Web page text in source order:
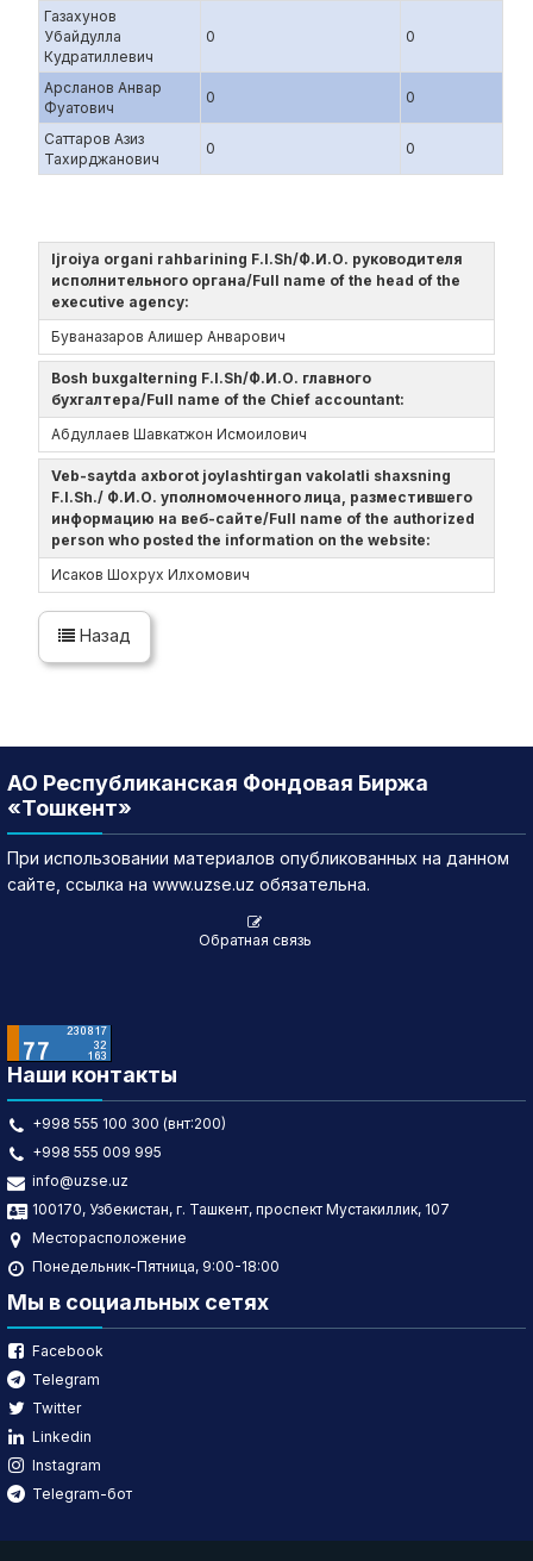
Газахунов
Убайдулла
Кудратиллевич
0 0
Арсланов Анвар
Фуатович
0 0
Саттаров Азиз
Тахирджанович
0 0
Ijroiya organi rahbarining F.I.Sh/Ф.И.О. руководителя
исполнительного органа/Full name of the head of the
executive agency:
Буваназаров Алишер Анварович
Bosh buxgalterning F.I.Sh/Ф.И.О. главного
бухгалтера/Full name of the Chief accountant:
Абдуллаев Шавкатжон Исмоилович
Veb-saytda axborot joylashtirgan vakolatli shaxsning
F.I.Sh./ Ф.И.О. уполномоченного лица, разместившего
информацию на веб-сайте/Full name of the authorized
person who posted the information on the website:
Исаков Шохрух Илхомович
Назад
АО Республиканская Фондовая Биржа
«Тошкент»
При использовании материалов опубликованных на данном
сайте, ссылка на www.uzse.uz обязательна.
Обратная связь
Наши контакты
+998 555 100 300 (внт:200)
+998 555 009 995
info@uzse.uz
100170, Узбекистан, г. Ташкент, проспект Мустакиллик, 107
Месторасположение
Понедельник-Пятница, 9:00-18:00
Мы в социальных сетях
Facebook
Telegram
Twitter
Linkedin
Instagram
Telegram-бот